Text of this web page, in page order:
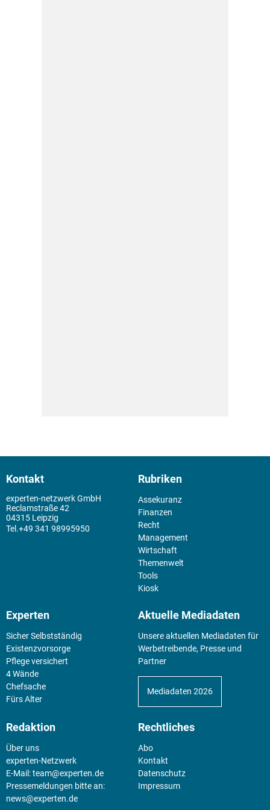
Kontakt
experten-netzwerk GmbH
Reclamstraße 42
04315 Leipzig
+49 341 98995950
Rubriken
Assekuranz
Finanzen
Recht
Management
Wirtschaft
Themenwelt
Tools
Kiosk
Experten
Sicher Selbstständig
Existenz­vorsorge
Pflege versichert
4 Wände
Chefsache
Fürs Alter
Aktuelle Mediadaten
Unsere aktuellen Mediadaten für
Werbetreibende, Presse und
Partner
Mediadaten 2026
Redaktion
Über uns
experten-Netzwerk
E-Mail:team@experten.de
Pressemeldungen bitte an:
news@experten.de
Rechtliches
Abo
Kontakt
Datenschutz
Impressum